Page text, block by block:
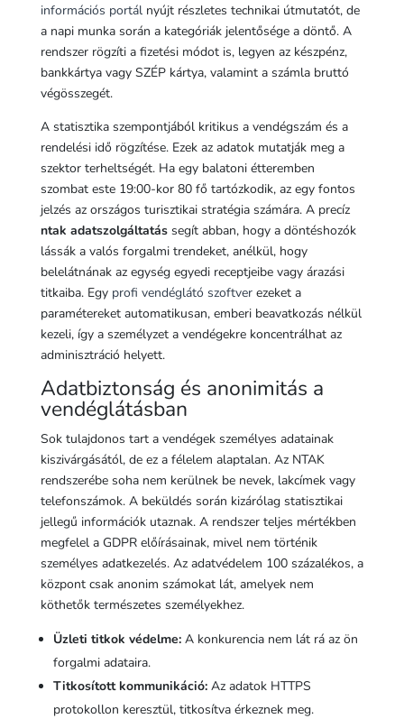
információs portálnyújt részletes technikai útmutatót, de
a napi munka során a kategóriák jelentősége a döntő. A
rendszer rögzíti a fizetési módot is, legyen az készpénz,
bankkártya vagy SZÉP kártya, valamint a számla bruttó
végösszegét.
A statisztika szempontjából kritikus a vendégszám és a
rendelési idő rögzítése. Ezek az adatok mutatják meg a
szektor terheltségét. Ha egy balatoni étteremben
szombat este 19:00-kor 80 fő tartózkodik, az egy fontos
jelzés az országos turisztikai stratégia számára. A precíz
ntak adatszolgáltatássegít abban, hogy a döntéshozók
lássák a valós forgalmi trendeket, anélkül, hogy
belelátnának az egység egyedi receptjeibe vagy árazási
titkaiba. Egy profi vendéglátó szoftverezeket a
paramétereket automatikusan, emberi beavatkozás nélkül
kezeli, így a személyzet a vendégekre koncentrálhat az
adminisztráció helyett.
Adatbiztonság és anonimitás a
vendéglátásban
Sok tulajdonos tart a vendégek személyes adatainak
kiszivárgásától, de ez a félelem alaptalan. Az NTAK
rendszerébe soha nem kerülnek be nevek, lakcímek vagy
telefonszámok. A beküldés során kizárólag statisztikai
jellegű információk utaznak. A rendszer teljes mértékben
megfelel a GDPR előírásainak, mivel nem történik
személyes adatkezelés. Az adatvédelem 100 százalékos, a
központ csak anonim számokat lát, amelyek nem
köthetők természetes személyekhez.
Üzleti titkok védelme:A konkurencia nem lát rá az ön
forgalmi adataira.
Titkosított kommunikáció:Az adatok HTTPS
protokollon keresztül, titkosítva érkeznek meg.